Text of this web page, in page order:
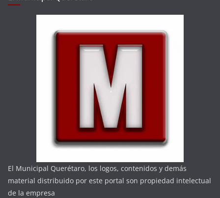
El Municipal Querétaro, los logos, contenidos y demás
material distribuido por este portal son propiedad intelectual
de la empresa